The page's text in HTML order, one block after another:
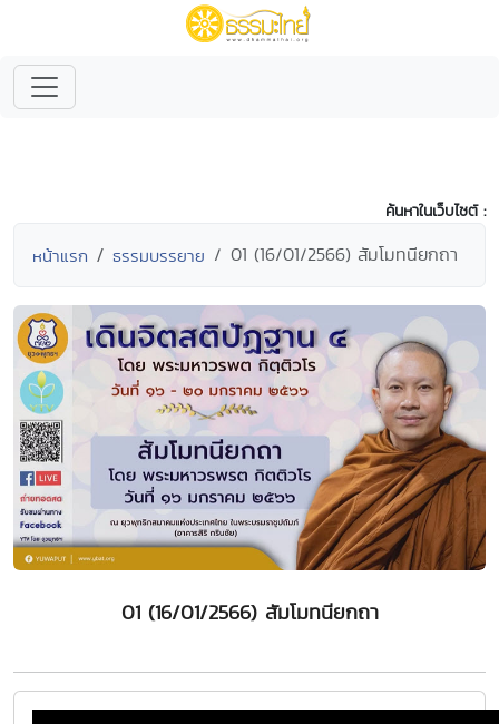
ค้นหาในเว็บไซต์ :
หน้าแรก ธรรมบรรยาย 01 (16/01/2566) สัมโมทนียกถา
01 (16/01/2566) สัมโมทนียกถา